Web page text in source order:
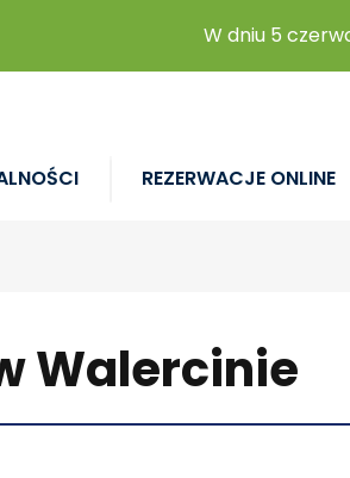
W dniu 5 czerwca
REZERWACJE ONLINE
Walercinie